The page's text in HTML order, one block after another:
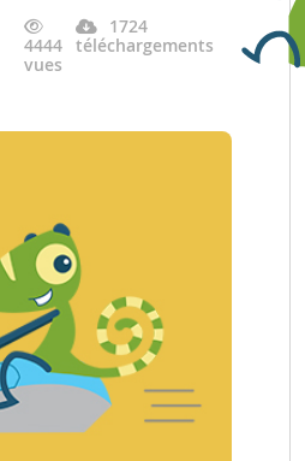
4444
vues
1724
téléchargements